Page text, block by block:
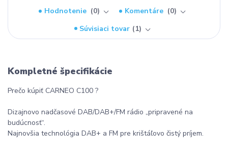
Hodnotenie
0 Komentáre
0
Súvisiaci tovar
1
Kompletné špecifikácie
Prečo kúpiť CARNEO C100 ?
Dizajnovo nadčasové DAB/DAB+/FM rádio „pripravené na
budúcnosť“.
Najnovšia technológia DAB+ a FM pre krištáľovo čistý príjem.